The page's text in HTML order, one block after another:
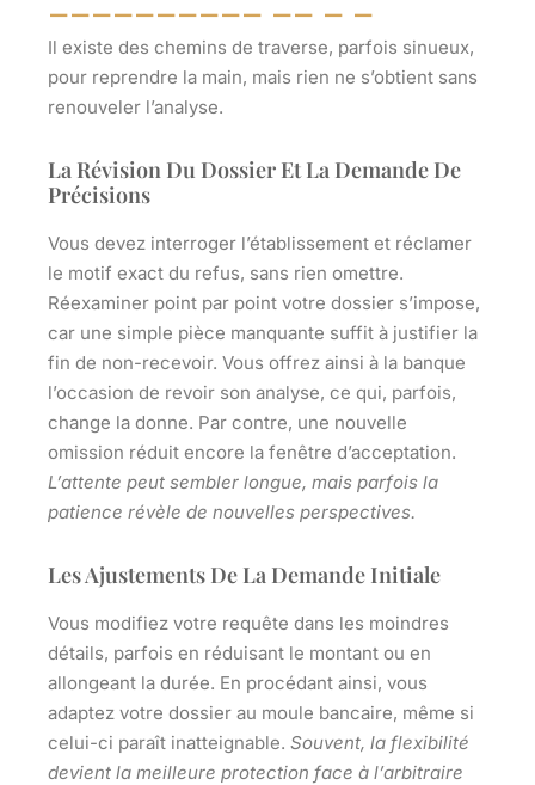
Il existe des chemins de traverse, parfois sinueux,
pour reprendre la main, mais rien ne s’obtient sans
renouveler l’analyse.
La Révision Du Dossier Et La Demande De
Précisions
Vous devez interroger l’établissement et réclamer
le motif exact du refus, sans rien omettre.
Réexaminer point par point votre dossier s’impose,
car une simple pièce manquante suffit à justifier la
fin de non-recevoir. Vous offrez ainsi à la banque
l’occasion de revoir son analyse, ce qui, parfois,
change la donne. Par contre, une nouvelle
omission réduit encore la fenêtre d’acceptation.
L’attente peut sembler longue, mais parfois la
patience révèle de nouvelles perspectives.
Les Ajustements De La Demande Initiale
Vous modifiez votre requête dans les moindres
détails, parfois en réduisant le montant ou en
allongeant la durée. En procédant ainsi, vous
adaptez votre dossier au moule bancaire, même si
celui-ci paraît inatteignable. Souvent, la flexibilité
devient la meilleure protection face à l’arbitraire